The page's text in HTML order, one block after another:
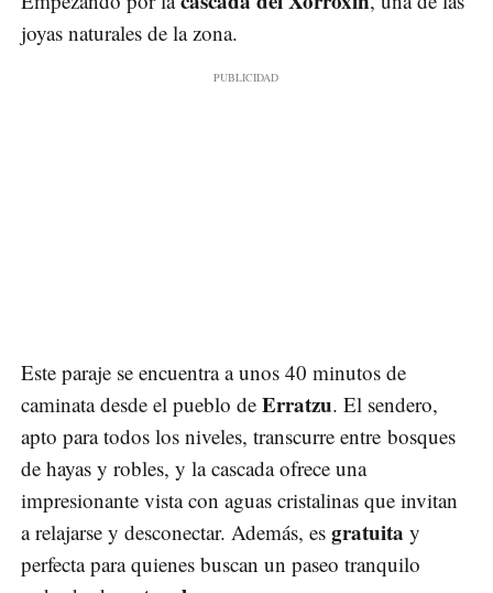
joyas naturales de la zona.
Este paraje se encuentra a unos 40 minutos de
caminata desde el pueblo de Erratzu. El sendero,
apto para todos los niveles, transcurre entre bosques
de hayas y robles, y la cascada ofrece una
impresionante vista con aguas cristalinas que invitan
a relajarse y desconectar. Además, es gratuita y
perfecta para quienes buscan un paseo tranquilo